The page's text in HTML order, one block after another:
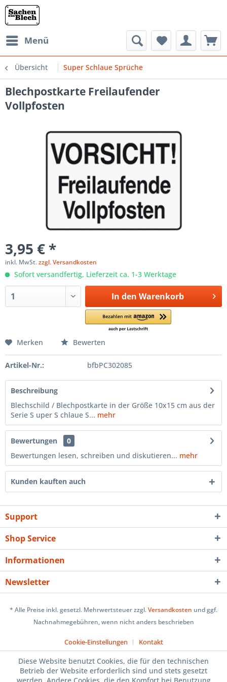
Menü
Übersicht Super Schlaue Sprüche
Blechpostkarte Freilaufender
Vollpfosten
3,95 € *
inkl. MwSt.zzgl. Versandkosten
Sofort versandfertig, Lieferzeit ca. 1-3 Werktage
In den Warenkorb
Merken Bewerten
Artikel-Nr.: bfbPC302085
Beschreibung
Blechschild / Blechpostkarte in der Größe 10x15 cm aus der
Serie S uper S chlaue S... mehr
Bewertungen
0
Bewertungen lesen, schreiben und diskutieren... mehr
Kunden kauften auch
Support
Shop Service
Informationen
Newsletter
* Alle Preise inkl. gesetzl. Mehrwertsteuer zzgl.Versandkosten und ggf.
Nachnahmegebühren, wenn nicht anders beschrieben
Cookie-Einstellungen Kontakt
Diese Website benutzt Cookies, die für den technischen
Betrieb der Website erforderlich sind und stets gesetzt